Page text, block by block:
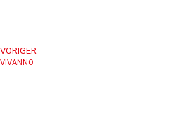
VORIGER
VIVANNO